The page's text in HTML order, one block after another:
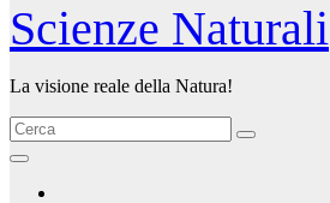
Scienze Naturali
La visione reale della Natura!